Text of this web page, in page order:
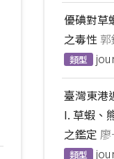
優碘對草
之毒性
類型
臺灣東港
I. 草蝦、
之鑑定
類型